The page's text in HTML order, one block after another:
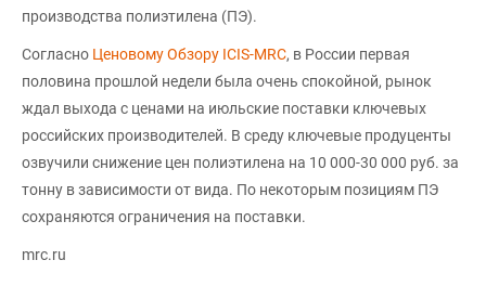
производства полиэтилена (ПЭ).
Согласно Ценовому Обзору ICIS-MRC, в России первая
половина прошлой недели была очень спокойной, рынок
ждал выхода с ценами на июльские поставки ключевых
российских производителей. В среду ключевые продуценты
озвучили снижение цен полиэтилена на 10 000-30 000 руб. за
тонну в зависимости от вида. По некоторым позициям ПЭ
сохраняются ограничения на поставки.
mrc.ru